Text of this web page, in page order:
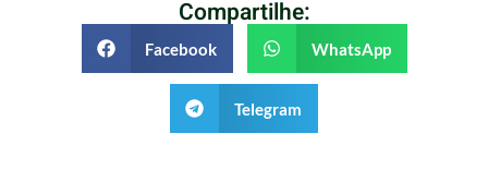
Compartilhe:
Facebook WhatsApp
Telegram